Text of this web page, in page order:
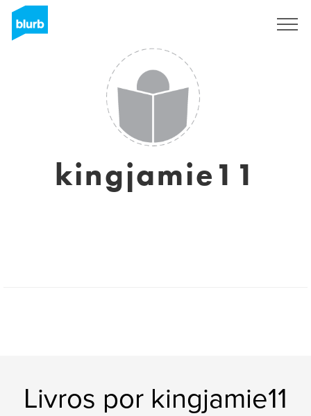
kingjamie11
Livros por kingjamie11